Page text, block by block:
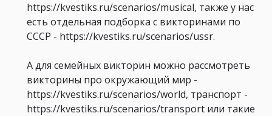
https://kvestiks.ru/scenarios/musical, также у нас
есть отдельная подборка с викторинами по
СССР - https://kvestiks.ru/scenarios/ussr.
А для семейных викторин можно рассмотреть
викторины про окружающий мир -
https://kvestiks.ru/scenarios/world, транспорт -
https://kvestiks.ru/scenarios/transport или такие